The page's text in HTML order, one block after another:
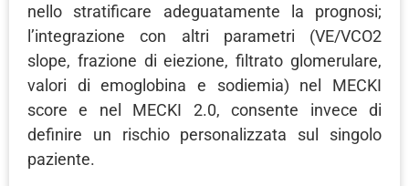
nello stratificare adeguatamente la prognosi;
l’integrazione con altri parametri (VE/VCO2
slope, frazione di eiezione, filtrato glomerulare,
valori di emoglobina e sodiemia) nel MECKI
score e nel MECKI 2.0, consente invece di
definire un rischio personalizzata sul singolo
paziente.